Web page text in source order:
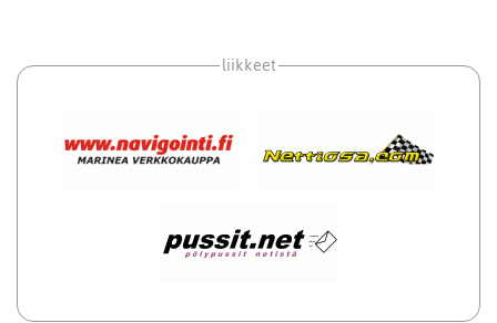
liikkeet